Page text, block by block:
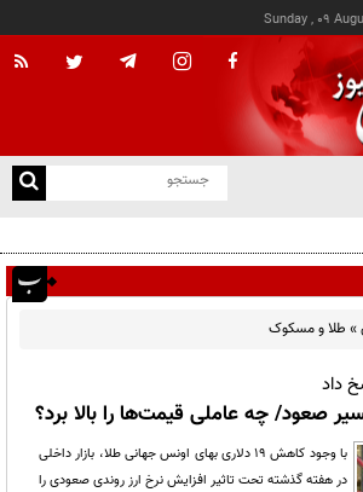
Sunday , 09
» طلا و مسکوک
داد
صعود/ چه عاملی قیمت‌ها را بالا برد؟
با وجود کاهش ۱۹ دلاری بهای اونس جهانی طلا، بازار داخلی
در هفته گذشته تحت تاثیر افزایش نرخ ارز روندی صعودی را